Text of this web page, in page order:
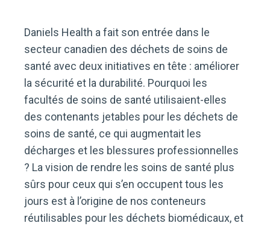
Daniels Health a fait son entrée dans le
secteur canadien des déchets de soins de
santé avec deux initiatives en tête : améliorer
la sécurité et la durabilité. Pourquoi les
facultés de soins de santé utilisaient-elles
des contenants jetables pour les déchets de
soins de santé, ce qui augmentait les
décharges et les blessures professionnelles
? La vision de rendre les soins de santé plus
sûrs pour ceux qui s’en occupent tous les
jours est à l’origine de nos conteneurs
réutilisables pour les déchets biomédicaux, et